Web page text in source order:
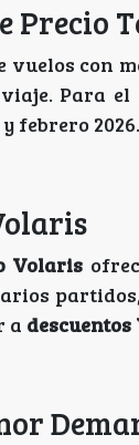
Precio
con
Para el
febrero
Volaris
a